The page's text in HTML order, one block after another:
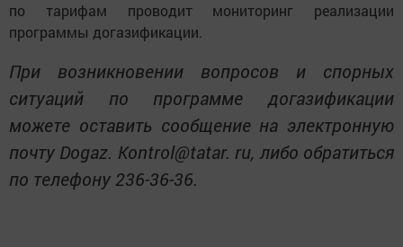
по тарифам проводит мониторинг реализации
программы догазификации.
При возникновении вопросов и спорных
ситуаций по программе догазификации
можете оставить сообщение на электронную
почту Dogaz. Kontrol@tatar. ru, либо обратиться
по телефону 236-36-36.